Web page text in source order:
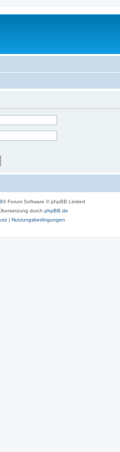
® Forum Software © phpBB Limited
durch phpBB.de
| Nutzungsbedingungen